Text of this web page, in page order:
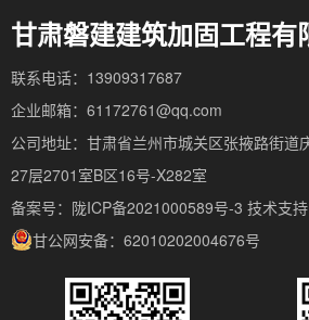
甘肃磐建建筑加固工程有
联系电话：13909317687
企业邮箱：61172761@qq.com
公司地址：甘肃省兰州市城关区张掖路街道
27层2701室B区16号-X282室
备案号：陇ICP备2021000589号-3 技术支持
甘公网安备：62010202004676号